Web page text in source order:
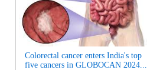
Colorectal cancer enters India's top
five cancers in GLOBOCAN 2024...